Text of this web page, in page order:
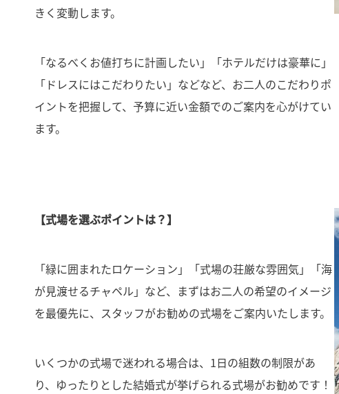
きく変動します。
「なるべくお値打ちに計画したい」「ホテルだけは豪華に」
「ドレスにはこだわりたい」などなど、お二人のこだわりポ
イントを把握して、予算に近い金額でのご案内を心がけてい
ます。
【式場を選ぶポイントは？】
「緑に囲まれたロケーション」「式場の荘厳な雰囲気」「海
が見渡せるチャペル」など、まずはお二人の希望のイメージ
を最優先に、スタッフがお勧めの式場をご案内いたします。
いくつかの式場で迷われる場合は、1日の組数の制限があ
り、ゆったりとした結婚式が挙げられる式場がお勧めです！